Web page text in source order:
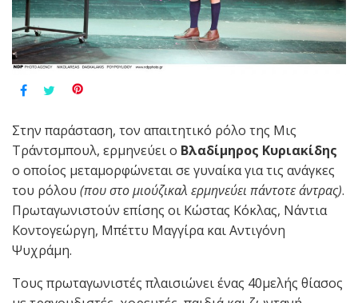
Στην παράσταση, τον απαιτητικό ρόλο της Μις
Τράντσμπουλ, ερμηνεύει ο Βλαδίμηρος Κυριακίδης
ο οποίος μεταμορφώνεται σε γυναίκα για τις ανάγκες
του ρόλου (που στο μιούζικαλ ερμηνεύει πάντοτε άντρας).
Πρωταγωνιστούν επίσης οι Κώστας Κόκλας, Νάντια
Κοντογεώργη, Μπέττυ Μαγγίρα και Αντιγόνη
Ψυχράμη.
Τους πρωταγωνιστές πλαισιώνει ένας 40μελής θίασος